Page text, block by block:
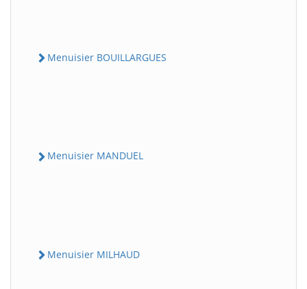
Menuisier BOUILLARGUES
Menuisier MANDUEL
Menuisier MILHAUD